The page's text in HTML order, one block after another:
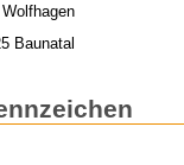
Baunatal